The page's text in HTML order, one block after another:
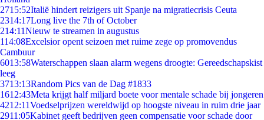
2715:52Italië hindert reizigers uit Spanje na migratiecrisis Ceuta
2314:17Long live the 7th of October
214:11Nieuw te streamen in augustus
114:08Excelsior opent seizoen met ruime zege op promovendus
Cambuur
6013:58Waterschappen slaan alarm wegens droogte: Gereedschapskist
leeg
3713:13Random Pics van de Dag #1833
1612:43Meta krijgt half miljard boete voor mentale schade bij jongeren
4212:11Voedselprijzen wereldwijd op hoogste niveau in ruim drie jaar
2911:05Kabinet geeft bedrijven geen compensatie voor schade door